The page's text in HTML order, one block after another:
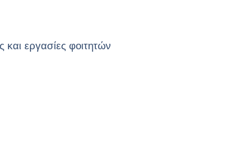
και εργασίες φοιτητών